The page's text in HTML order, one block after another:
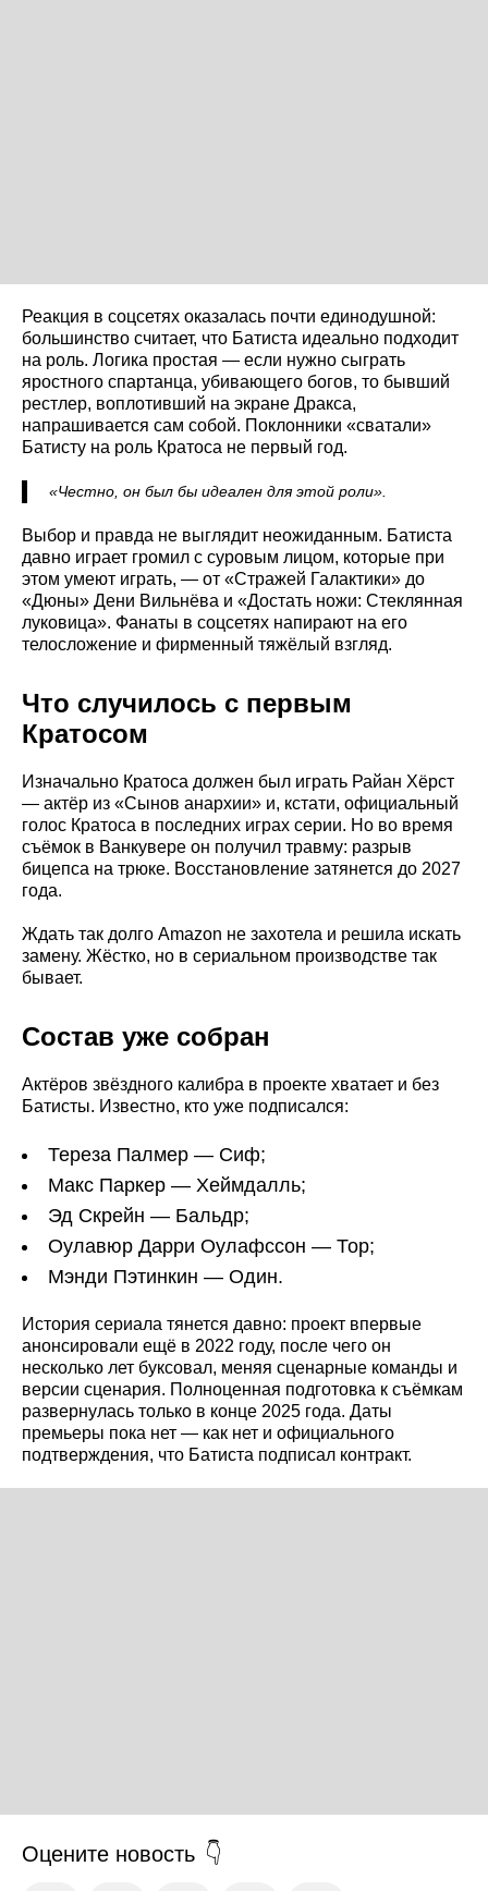
Реакция в соцсетях оказалась почти единодушной:
большинство считает, что Батиста идеально подходит
на роль. Логика простая — если нужно сыграть
яростного спартанца, убивающего богов, то бывший
рестлер, воплотивший на экране Дракса,
напрашивается сам собой. Поклонники «сватали»
Батисту на роль Кратоса не первый год.
«Честно, он был бы идеален для этой роли».
Выбор и правда не выглядит неожиданным. Батиста
давно играет громил с суровым лицом, которые при
этом умеют играть, — от «Стражей Галактики» до
«Дюны» Дени Вильнёва и «Достать ножи: Стеклянная
луковица». Фанаты в соцсетях напирают на его
телосложение и фирменный тяжёлый взгляд.
Что случилось с первым
Кратосом
Изначально Кратоса должен был играть Райан Хёрст
— актёр из «Сынов анархии» и, кстати, официальный
голос Кратоса в последних играх серии. Но во время
съёмок в Ванкувере он получил травму: разрыв
бицепса на трюке. Восстановление затянется до 2027
года.
Ждать так долго Amazon не захотела и решила искать
замену. Жёстко, но в сериальном производстве так
бывает.
Состав уже собран
Актёров звёздного калибра в проекте хватает и без
Батисты. Известно, кто уже подписался:
Тереза Палмер — Сиф;
Макс Паркер — Хеймдалль;
Эд Скрейн — Бальдр;
Оулавюр Дарри Оулафссон — Тор;
Мэнди Пэтинкин — Один.
История сериала тянется давно: проект впервые
анонсировали ещё в 2022 году, после чего он
несколько лет буксовал, меняя сценарные команды и
версии сценария. Полноценная подготовка к съёмкам
развернулась только в конце 2025 года. Даты
премьеры пока нет — как нет и официального
подтверждения, что Батиста подписал контракт.
Оцените новость